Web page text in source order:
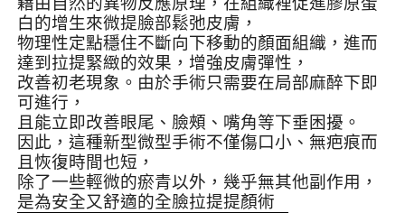
白的增生來微提臉部鬆弛皮膚，
物理性定點穩住不斷向下移動的顏面組織，進而
達到拉提緊緻的效果，增強皮膚彈性，
改善初老現象。由於手術只需要在局部麻醉下即
可進行，
且能立即改善眼尾、臉頰、嘴角等下垂困擾。
因此，這種新型微型手術不僅傷口小、無疤痕而
且恢復時間也短，
除了一些輕微的瘀青以外，幾乎無其他副作用，
是為安全又舒適的全臉拉提提顏術